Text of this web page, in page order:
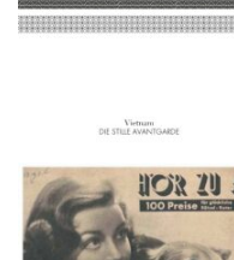
HÖR ZU! – 1949,